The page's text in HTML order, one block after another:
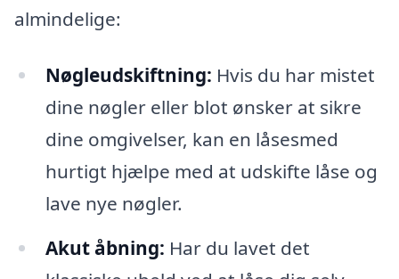
almindelige:
Nøgleudskiftning: Hvis du har mistet
dine nøgler eller blot ønsker at sikre
dine omgivelser, kan en låsesmed
hurtigt hjælpe med at udskifte låse og
lave nye nøgler.
Akut åbning: Har du lavet det